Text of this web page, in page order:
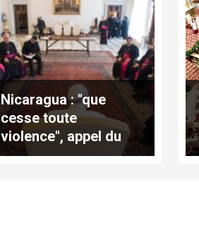
Nicaragua : "que
cesse toute
violence", appel du
pape